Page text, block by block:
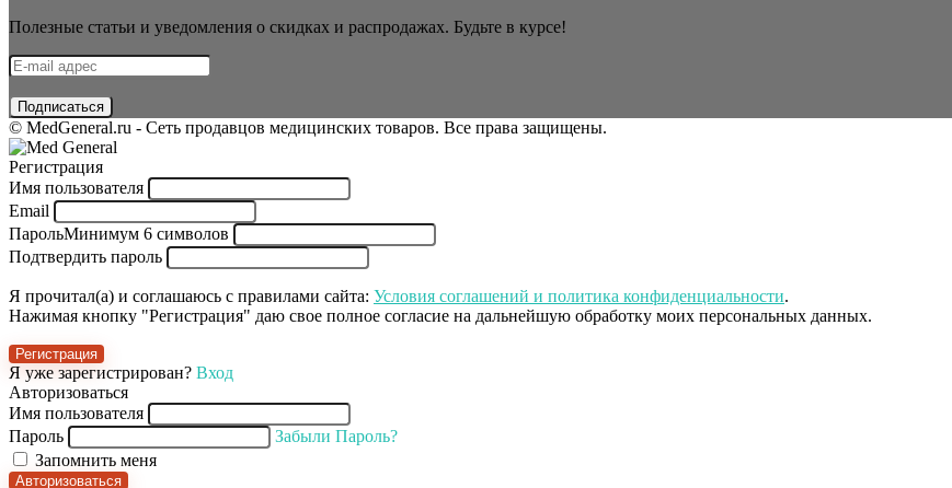
Полезные статьи и уведомления о скидках и распродажах. Будьте в курсе!
© MedGeneral.ru - Сеть продавцов медицинских товаров. Все права защищены.
Регистрация
Имя пользователя
Email
ПарольМинимум 6 символов
Подтвердить пароль
Я прочитал(а) и соглашаюсь с правилами сайта: Условия соглашений и политика конфиденциальности.
Нажимая кнопку "Регистрация" даю свое полное согласие на дальнейшую обработку моих персональных данных.
Регистрация
Я уже зарегистрирован? Вход
Авторизоваться
Имя пользователя
Пароль
Забыли Пароль?
Запомнить меня
Авторизоваться